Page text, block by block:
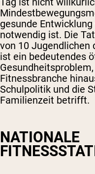
gesunde
notwendig ist. Die
von 10 Jugendlichen
ist ein bedeutendes
Fitnessbranche
Schulpolitik und die
Familienzeit betrifft.
NATIONALE